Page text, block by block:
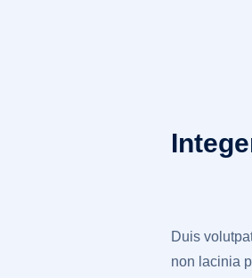
Duis
non lacinia